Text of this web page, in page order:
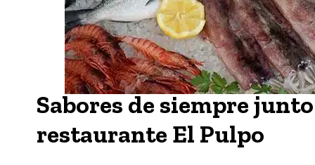
Sabores de siempre
restaurante El Pulpo